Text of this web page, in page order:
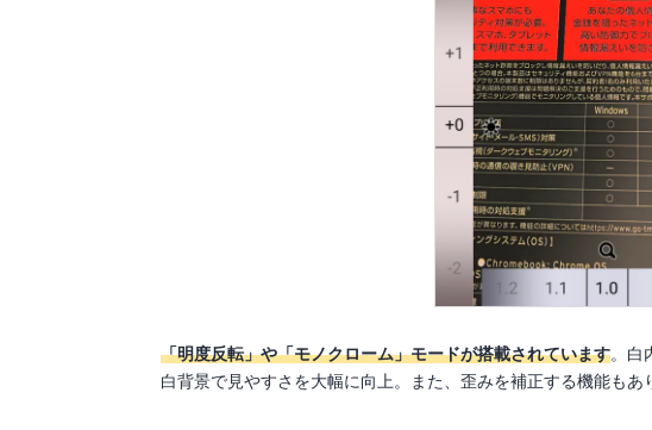
「明度反転」や「モノクローム」モードが搭載されています。白
白背景で見やすさを大幅に向上。また、歪みを補正する機能もあ